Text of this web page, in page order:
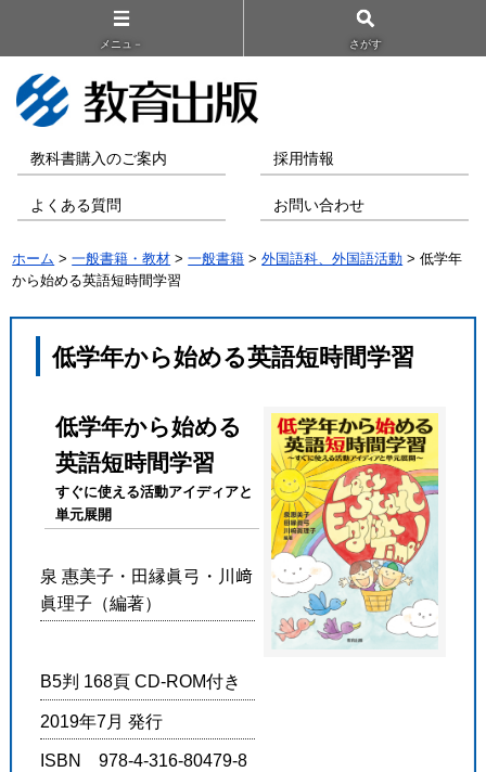
メニュ－ さがす
教科書購入のご案内 採用情報
よくある質問 お問い合わせ
ホーム >一般書籍・教材 >一般書籍 >外国語科、外国語活動 > 低学年
から始める英語短時間学習
低学年から始める英語短時間学習
低学年から始める
英語短時間学習
すぐに使える活動アイディアと
単元展開
泉 惠美子・田縁眞弓・川﨑
眞理子（編著）
B5判 168頁 CD-ROM付き
2019年7月 発行
ISBN 978-4-316-80479-8